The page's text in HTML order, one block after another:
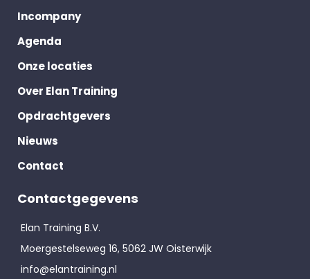
Incompany
Agenda
Onze locaties
Over Elan Training
Opdrachtgevers
Nieuws
Contact
Contactgegevens
Elan Training B.V.
Moergestelseweg 16, 5062 JW Oisterwijk
info@elantraining.nl